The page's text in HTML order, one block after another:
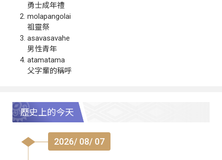
勇士成年禮
molapangolai
祖靈祭
asavasavahe
男性青年
atamatama
父字輩的稱呼
歷史上的今天
2026/ 08/ 07